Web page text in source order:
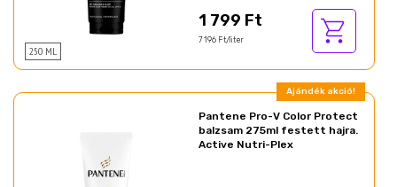
250 ML
1 799 Ft
7 196 Ft/liter
Ajándék akció!
Pantene Pro-V Color Protect
balzsam 275ml festett hajra.
Active Nutri-Plex